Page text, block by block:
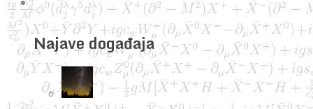
Najave događaja